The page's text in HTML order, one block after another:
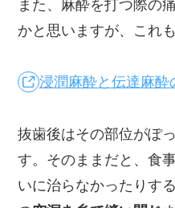
また、麻酔を打つ際の
かと思いますが、これ
浸潤麻酔と伝達麻酔
抜歯後はその部位がぽ
す。そのままだと、食
いに治らなかったりす